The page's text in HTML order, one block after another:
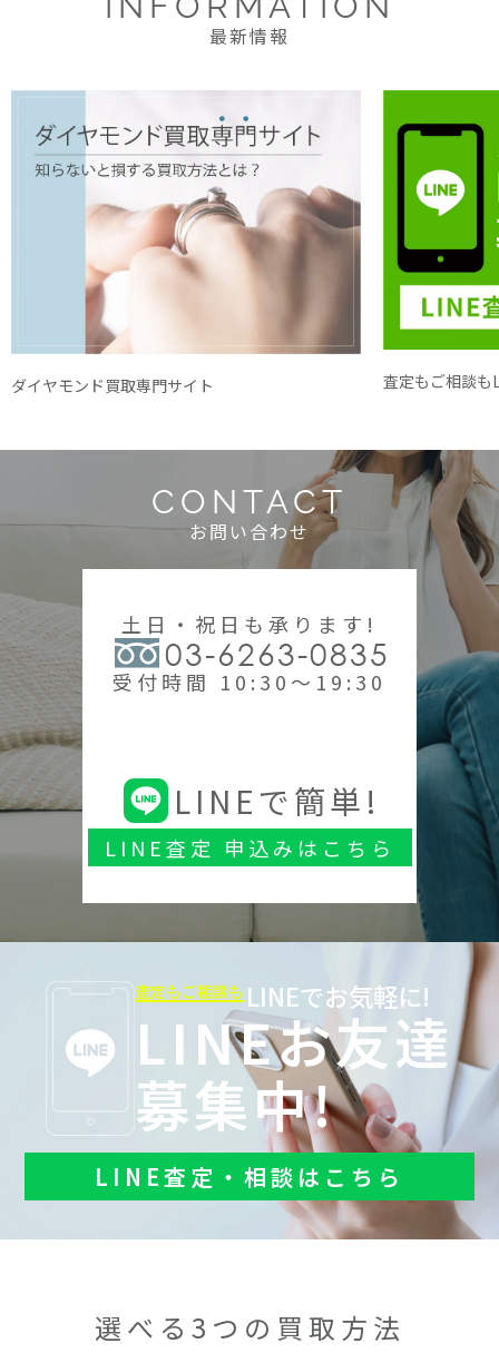
最新情報
ダイヤモンド買取専門サイト 査定もご相談も
CONTACT
お問い合わせ
土日・祝日も承ります!
03-6263-0835
受付時間 10:30～19:30
LINEで簡単!
LINE査定 申込みはこちら
査定もご相談も LINEでお気軽に!
LINEお友達
募集中!
LINE査定・相談はこちら
選べる3つの買取方法